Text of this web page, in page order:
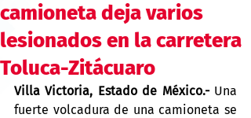
camioneta deja varios
lesionados en la carretera
Toluca-Zitácuaro
Villa Victoria, Estado de México.- Una
fuerte volcadura de una camioneta se